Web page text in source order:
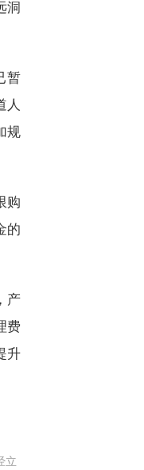
洞
暂
人
规
购
的
产
费
升
立